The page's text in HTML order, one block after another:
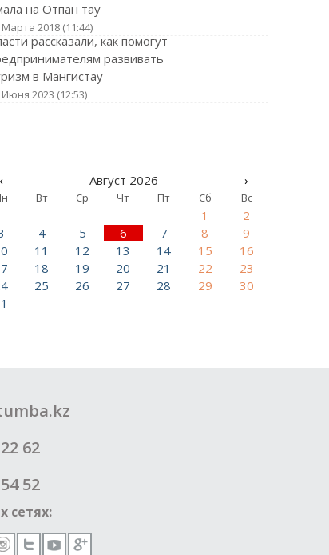
на Отпан тау
Марта 2018 (11:44)
рассказали, как помогут
развивать
в Мангистау
2023 (12:53)
‹ Август 2026 ›
Вт Ср Чт Пт Сб Вс
1
2
4 5 6 7 8
9
11 12 13 14 15
16
18 19 20 21 22
23
25 26 27 28 29
30
62
52
сетях: